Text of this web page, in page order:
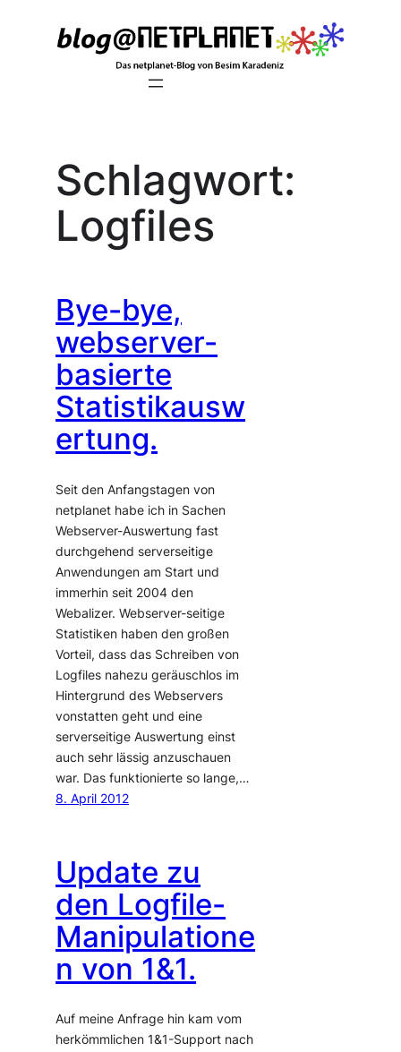
Schlagwort:
Logfiles
Bye-bye,
webserver-
basierte
Statistikausw
ertung.
Seit den Anfangstagen von
netplanet habe ich in Sachen
Webserver-Auswertung fast
durchgehend serverseitige
Anwendungen am Start und
immerhin seit 2004 den
Webalizer. Webserver-seitige
Statistiken haben den großen
Vorteil, dass das Schreiben von
Logfiles nahezu geräuschlos im
Hintergrund des Webservers
vonstatten geht und eine
serverseitige Auswertung einst
auch sehr lässig anzuschauen
war. Das funktionierte so lange,…
8. April 2012
Update zu
den Logfile-
Manipulatione
n von 1&1.
Auf meine Anfrage hin kam vom
herkömmlichen 1&1-Support nach